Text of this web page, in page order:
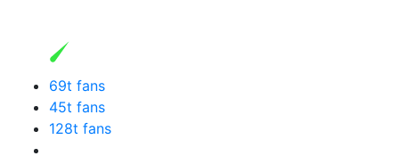
69t fans
45t fans
128t fans